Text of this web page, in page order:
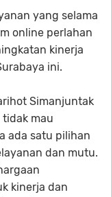
yang selama
online perlahan
kinerja
ini.
Simanjuntak
tidak mau
ada satu pilihan
dan mutu.
kinerja dan